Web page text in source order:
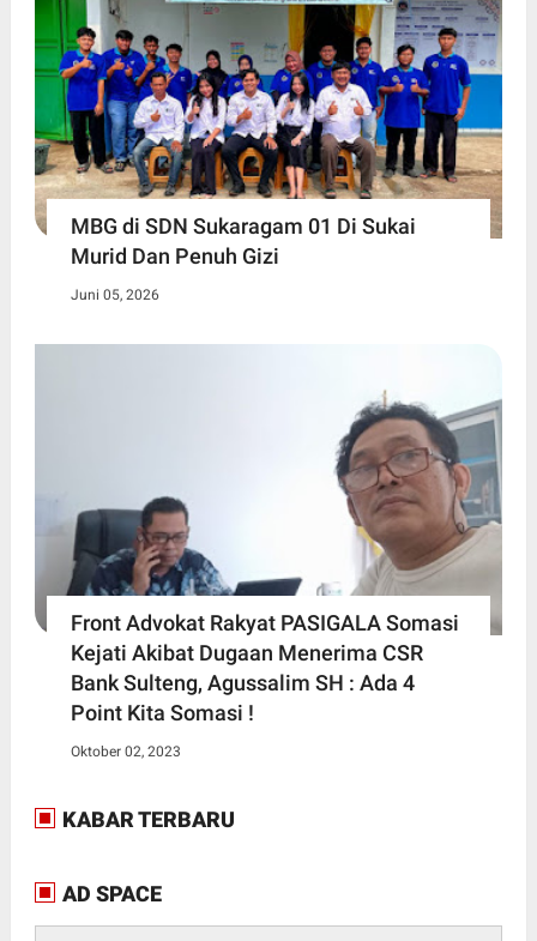
MBG di SDN Sukaragam 01 Di Sukai
Murid Dan Penuh Gizi
Juni 05, 2026
Front Advokat Rakyat PASIGALA Somasi
Kejati Akibat Dugaan Menerima CSR
Bank Sulteng, Agussalim SH : Ada 4
Point Kita Somasi !
Oktober 02, 2023
KABAR TERBARU
AD SPACE